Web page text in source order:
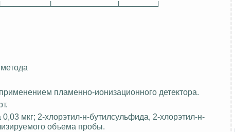
пламенно-ионизационного детектора.
мкг; 2-хлорэтил-н-бутилсульфида, 2-хлорэтил-н-
объема пробы.